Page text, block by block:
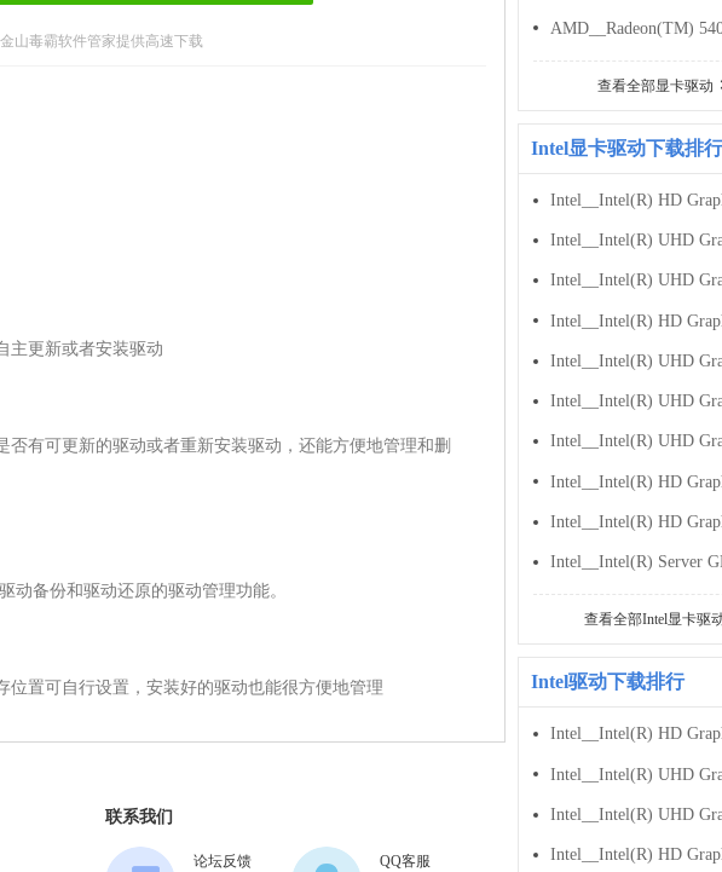
金山毒霸软件管家提供高速下载
主更新或者安装驱动
有可更新的驱动或者重新安装驱动，还能方便地管理和删
动备份和驱动还原的驱动管理功能。
位置可自行设置，安装好的驱动也能很方便地管理
查看全部显卡驱动
Intel显卡驱动下载排行
查看全部Intel显卡驱
Intel驱动下载排行
联系我们
论坛反馈 QQ客服